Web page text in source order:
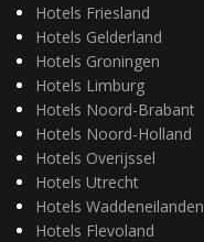
Hotels Friesland
Hotels Gelderland
Hotels Groningen
Hotels Limburg
Hotels Noord-Brabant
Hotels Noord-Holland
Hotels Overijssel
Hotels Utrecht
Hotels Waddeneilanden
Hotels Flevoland